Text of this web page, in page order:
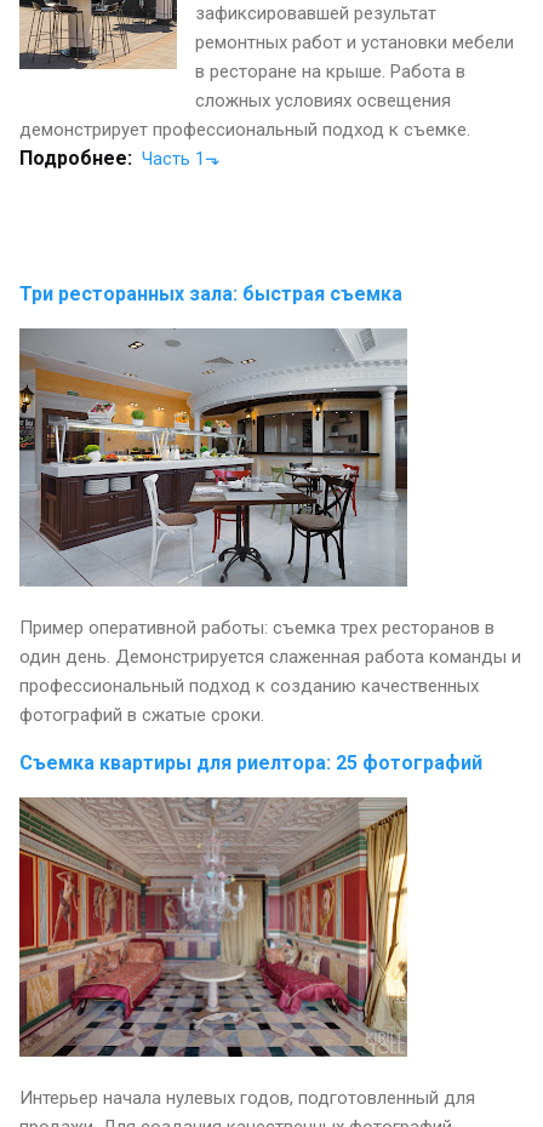
зафиксировавшей результат
ремонтных работ и установки мебели
в ресторане на крыше. Работа в
сложных условиях освещения
демонстрирует профессиональный подход к съемке.
Подробнее: Часть 1⬎
Три ресторанных зала: быстрая съемка
Пример оперативной работы: съемка трех ресторанов в
один день. Демонстрируется слаженная работа команды и
профессиональный подход к созданию качественных
фотографий в сжатые сроки.
Съемка квартиры для риелтора: 25 фотографий
Интерьер начала нулевых годов, подготовленный для